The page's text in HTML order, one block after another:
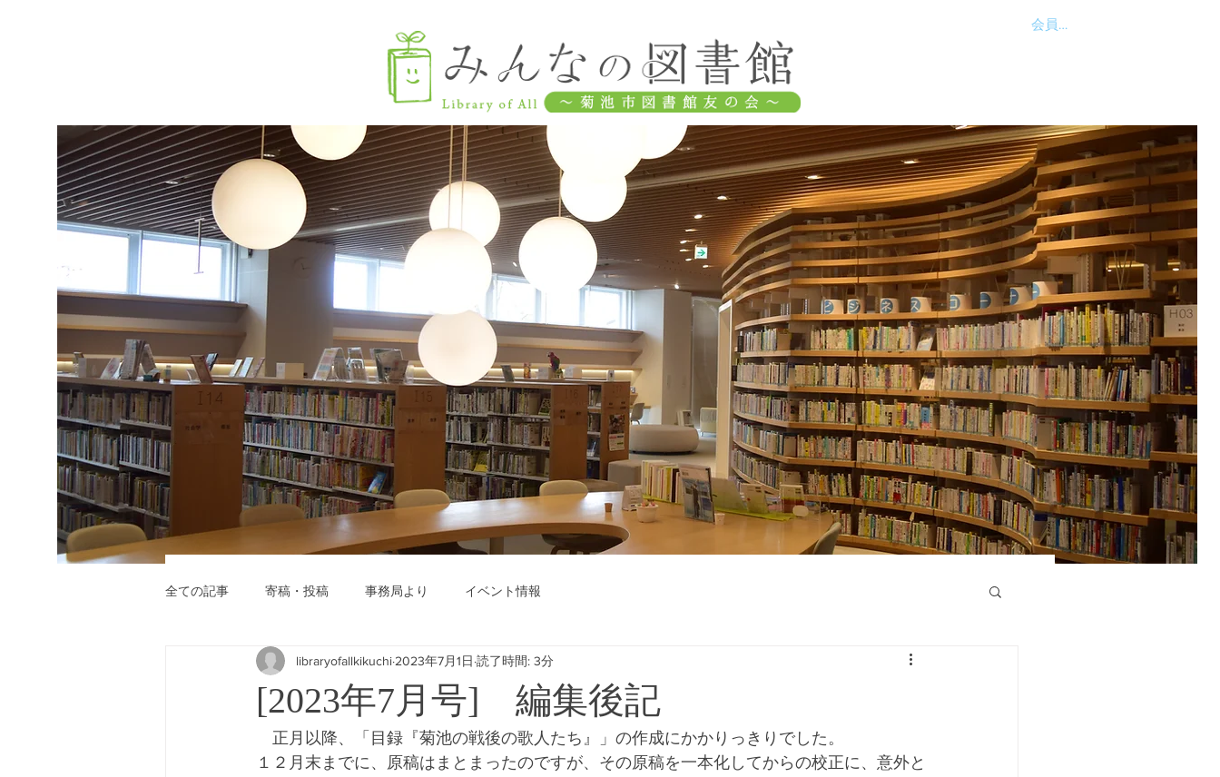
会員ログイン
全ての記事 寄稿・投稿 事務局より イベント情報
[2023年7月号] 編集後記
libraryofallkikuchi 2023年7月1日 読了時間: 3分
正月以降、「目録『菊池の戦後の歌人たち』」の作成にかかりっきりでした。
１２月末までに、原稿はまとまったのですが、その原稿を一本化してからの校正に、意外と